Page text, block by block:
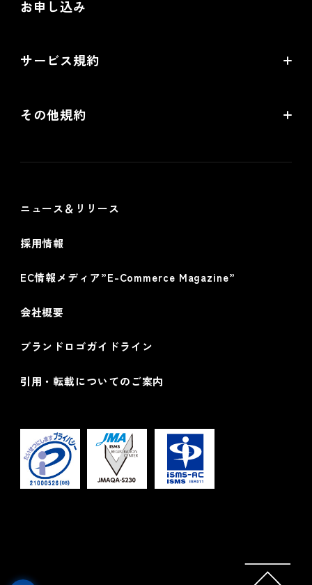
導入検討Webミーティング
お申し込み
サービス規約
futureshop omni-channelサービス規約
その他規約
ニュース＆リリース
採用情報
EC情報メディア”E-Commerce Magazine”
会社概要
ブランドロゴガイドライン
引用・転載についてのご案内